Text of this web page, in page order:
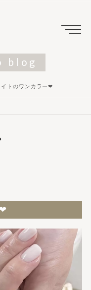
blog
イトのワンカラー❤︎